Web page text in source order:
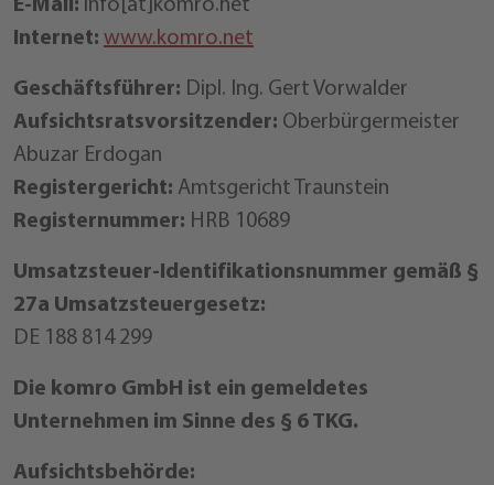
Internet: www.komro.net
Geschäftsführer: Dipl. Ing. Gert Vorwalder
Aufsichtsratsvorsitzender: Oberbürgermeister
Abuzar Erdogan
Registergericht: Amtsgericht Traunstein
Registernummer: HRB 10689
Umsatzsteuer-Identifikationsnummer gemäß §
27a Umsatzsteuergesetz:
DE 188 814 299
Die komro GmbH ist ein gemeldetes
Unternehmen im Sinne des § 6 TKG.
Aufsichtsbehörde: